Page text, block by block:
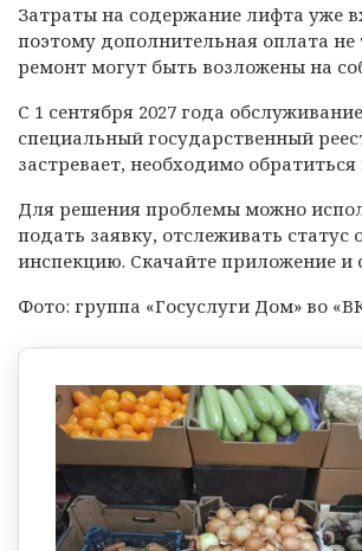
Затраты на содержание лифта уже
поэтому дополнительная оплата
ремонт могут быть возложены на
С 1 сентября 2027 года
специальный государственный
застревает, необходимо
Для решения проблемы можно
подать заявку, отслеживать
инспекцию. Скачайте приложение и
Фото: группа «Госуслуги Дом» во